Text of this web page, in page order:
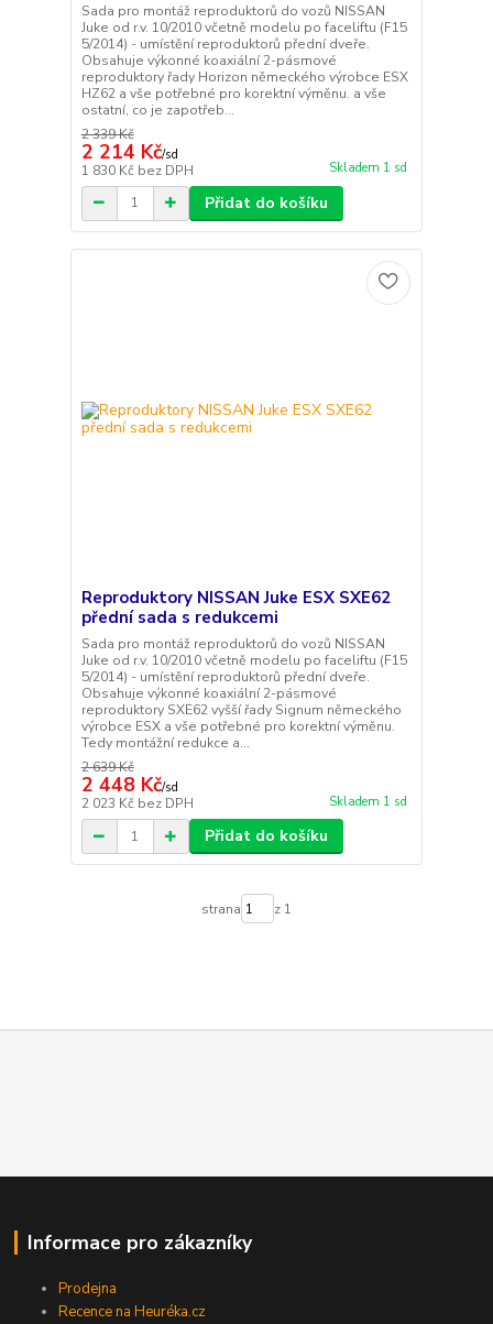
Sada pro montáž reproduktorů do vozů NISSAN
Juke od r.v. 10/2010 včetně modelu po faceliftu (F15
5/2014) - umístění reproduktorů přední dveře.
Obsahuje výkonné koaxiální 2-pásmové
reproduktory řady Horizon německého výrobce ESX
HZ62 a vše potřebné pro korektní výměnu. a vše
ostatní, co je zapotřeb...
2 339 Kč
2 214 Kč/sd
1 830 Kč bez DPH Skladem 1 sd
Přidat do košíku
Reproduktory NISSAN Juke ESX SXE62
přední sada s redukcemi
Sada pro montáž reproduktorů do vozů NISSAN
Juke od r.v. 10/2010 včetně modelu po faceliftu (F15
5/2014) - umístění reproduktorů přední dveře.
Obsahuje výkonné koaxiální 2-pásmové
reproduktory SXE62 vyšší řady Signum německého
výrobce ESX a vše potřebné pro korektní výměnu.
Tedy montážní redukce a...
2 639 Kč
2 448 Kč/sd
2 023 Kč bez DPH Skladem 1 sd
Přidat do košíku
strana z 1
Informace pro zákazníky
Prodejna
Recence na Heuréka.cz